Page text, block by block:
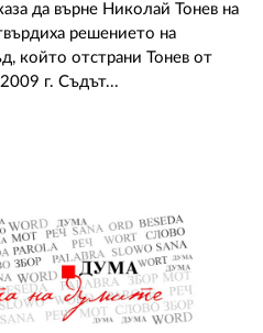
да върне Николай Тонев на
решението на
който отстрани Тонев от
г. Съдът...